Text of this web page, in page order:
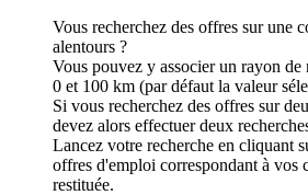
Vous recherchez des offres sur une
alentours ?
Vous pouvez y associer un rayon de
0 et 100 km (par défaut la valeur
Si vous recherchez des offres sur
devez alors effectuer deux
Lancez votre recherche en cliquant
offres d'emploi correspondant à vos
restituée.